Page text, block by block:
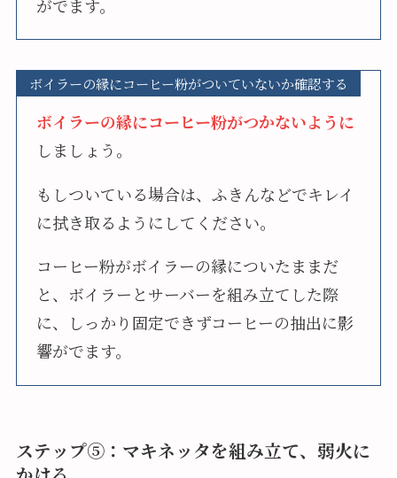
がでます。
ボイラーの縁にコーヒー粉がついていないか確認する
ボイラーの縁にコーヒー粉がつかないように
しましょう。
もしついている場合は、ふきんなどでキレイ
に拭き取るようにしてください。
コーヒー粉がボイラーの縁についたままだ
と、ボイラーとサーバーを組み立てした際
に、しっかり固定できずコーヒーの抽出に影
響がでます。
ステップ⑤：マキネッタを組み立て、弱火に